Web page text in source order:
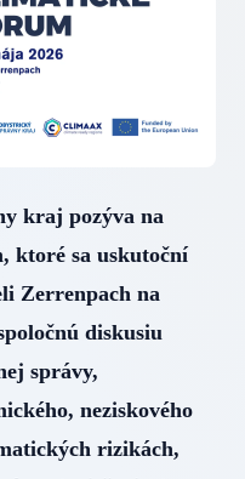
kraj pozýva na
ktoré sa uskutoční
Zerrenpach na
diskusiu
správy,
neziskového
rizikách,